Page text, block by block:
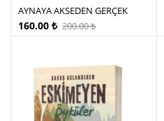
AYNAYA AKSEDEN GERÇEK
200.00₺
160.00 ₺